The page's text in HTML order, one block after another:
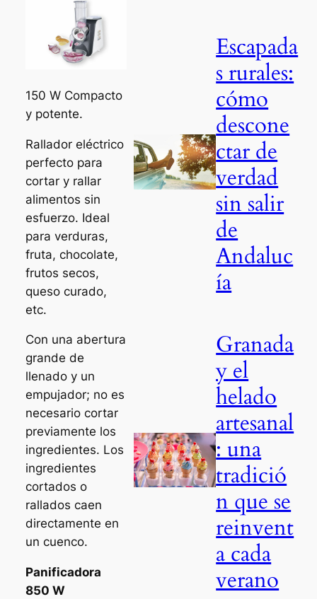
150 W Compacto
y potente.
Rallador eléctrico
perfecto para
cortar y rallar
alimentos sin
esfuerzo. Ideal
para verduras,
fruta, chocolate,
frutos secos,
queso curado,
etc.
Con una abertura
grande de
llenado y un
empujador; no es
necesario cortar
previamente los
ingredientes. Los
ingredientes
cortados o
rallados caen
directamente en
un cuenco.
Panificadora
850 W
Escapada
s rurales:
cómo
descone
ctar de
verdad
sin salir
de
Andaluc
ía
Granada
y el
helado
artesanal
: una
tradició
n que se
reinvent
a cada
verano